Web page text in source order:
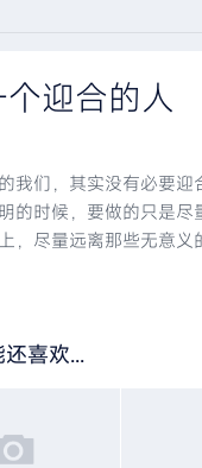
迎合的人
我们，其实没有必要迎
的时候，要做的只是尽
，尽量远离那些无意义
喜欢...